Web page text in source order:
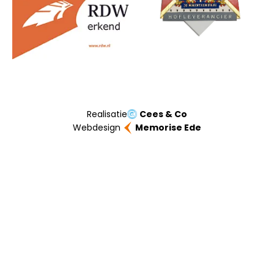
Realisatie
Cees & Co
Webdesign
Memorise Ede